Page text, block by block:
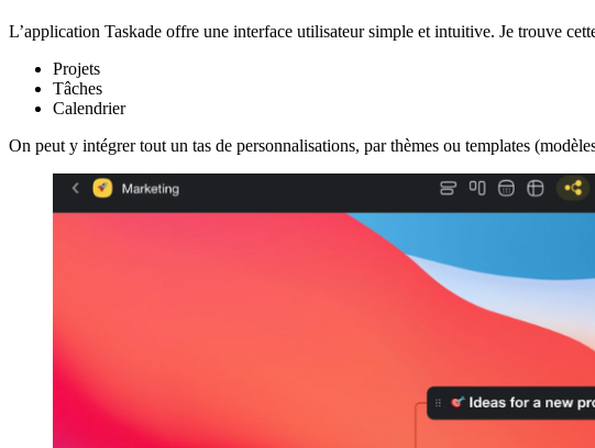
L’application Taskade offre une interface utilisateur simple et intuitive. Je trouve
Projets
Tâches
Calendrier
On peut y intégrer tout un tas de personnalisations, par thèmes ou templates